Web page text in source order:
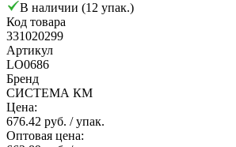
В наличии (12 упак.)
Код товара
331020299
Артикул
LO0686
Бренд
СИСТЕМА КМ
Цена:
676.42 руб. / упак.
Оптовая цена: